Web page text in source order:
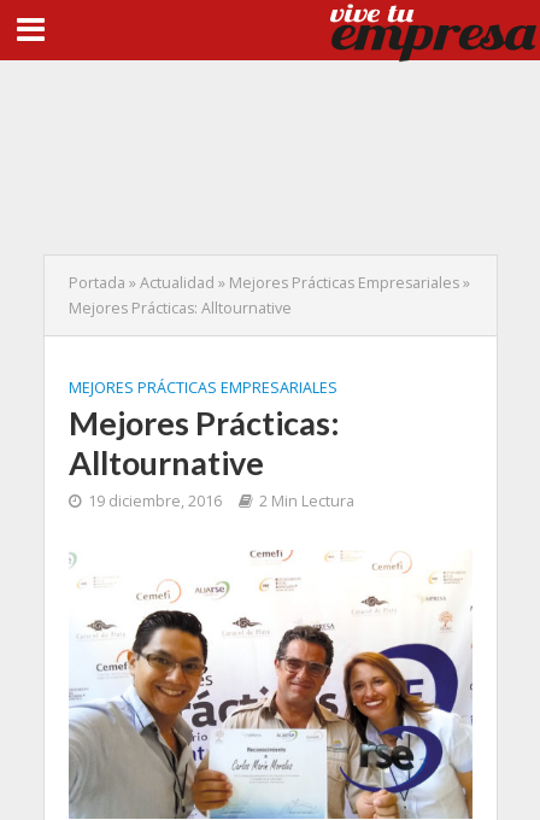
Portada »Actualidad » Mejores Prácticas Empresariales»
Mejores Prácticas: Alltournative
MEJORES PRÁCTICAS EMPRESARIALES
Mejores Prácticas:
Alltournative
19 diciembre, 2016 2 Min Lectura